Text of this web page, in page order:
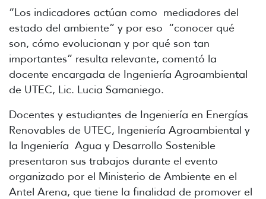
“Los indicadores actúan como mediadores del
estado del ambiente” y por eso “conocer qué
son, cómo evolucionan y por qué son tan
importantes” resulta relevante, comentó la
docente encargada de Ingeniería Agroambiental
de UTEC, Lic. Lucia Samaniego.
Docentes y estudiantes de Ingeniería en Energías
Renovables de UTEC, Ingeniería Agroambiental y
la Ingeniería Agua y Desarrollo Sostenible
presentaron sus trabajos durante el evento
organizado por el Ministerio de Ambiente en el
Antel Arena, que tiene la finalidad de promover el